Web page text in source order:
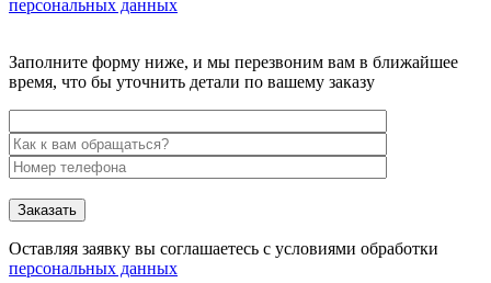
персональных данных
Заполните форму ниже, и мы перезвоним вам в ближайшее
время, что бы уточнить детали по вашему заказу
Заказать
Оставляя заявку вы соглашаетесь с условиями обработки
персональных данных